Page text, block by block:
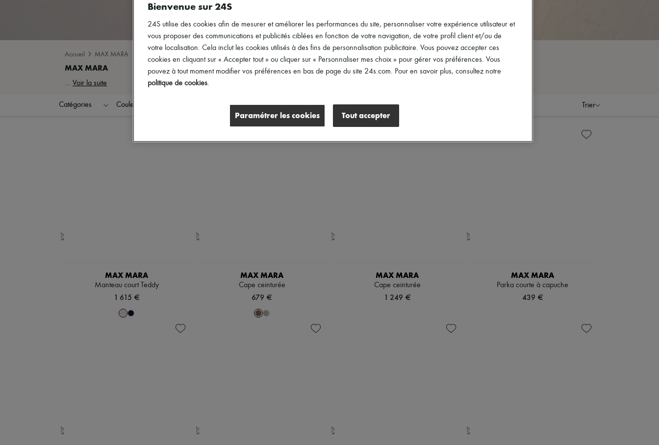
Accueil MAX MARA
... Voir la suite
Catégories Couleurs Pointures Prix Trier
MAX MARA
Manteau court Teddy
1 615 €
MAX MARA
Cape ceinturée
679 €
MAX MARA
Cape ceinturée
1 249 €
MAX MARA
Parka courte à capuche
439 €
Bienvenue sur 24S
24S utilise des cookies afin de mesurer et améliorer les performances du site, personnaliser votre expérience utilisateur et
vous proposer des communications et publicités ciblées en fonction de votre navigation, de votre profil client et/ou de
votre localisation. Cela inclut les cookies utilisés à des fins de personnalisation publicitaire. Vous pouvez accepter ces
cookies en cliquant sur « Accepter tout » ou cliquer sur « Personnaliser mes choix » pour gérer vos préférences. Vous
pouvez à tout moment modifier vos préférences en bas de page du site 24s.com. Pour en savoir plus, consultez notre
politique de cookies.
Paramétrer les cookies Tout accepter